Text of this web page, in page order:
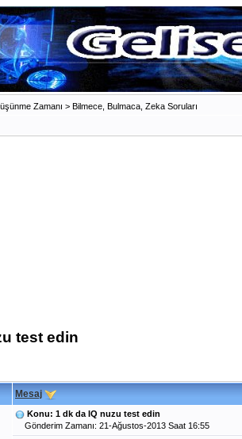
Zamanı > Bilmece, Bulmaca, Zeka Soruları
test edin
Mesaj
Konu: 1 dk da IQ nuzu test edin
Gönderim Zamanı: 21-Ağustos-2013 Saat 16:55